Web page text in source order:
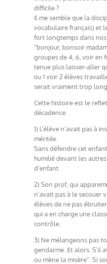
difficile ?
Il me semble que la
vocabulaire français) et
fort longtemps dans nos
"bonjour, bonsoir
groupes de 4, 6, voir en
tenue plus laisser-aller
ou 1 voir 2 élèves
serait vraiment trop
Cette histoire est le
décadence.
1) L’élève n’avait pas à
méritée.
Sans défendre cet
humilié devant les
d’enfant.
2) Son prof, qui
n’avait pas à le secouer
élèves de ne pas
qui a en charge une
contrôle.
3) Ne mélangeons pas
gendarme. Et alors. S’il
ou mène la misère". Si